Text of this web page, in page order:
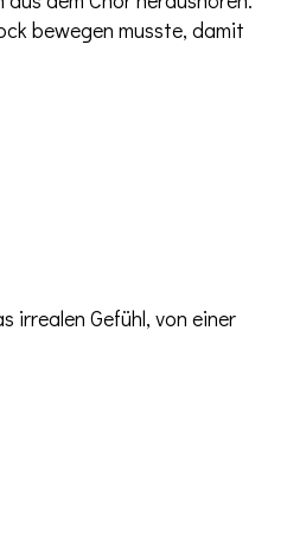
bewegen musste, damit
irrealen Gefühl, von einer